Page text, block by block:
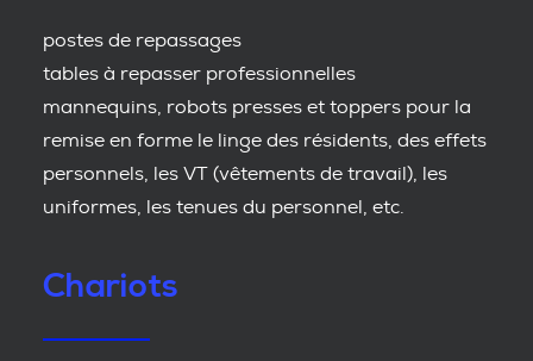
postes de repassages
tables à repasser professionnelles
mannequins, robots presses et toppers pour la
remise en forme le linge des résidents, des effets
personnels, les VT (vêtements de travail), les
uniformes, les tenues du personnel, etc.
Chariots